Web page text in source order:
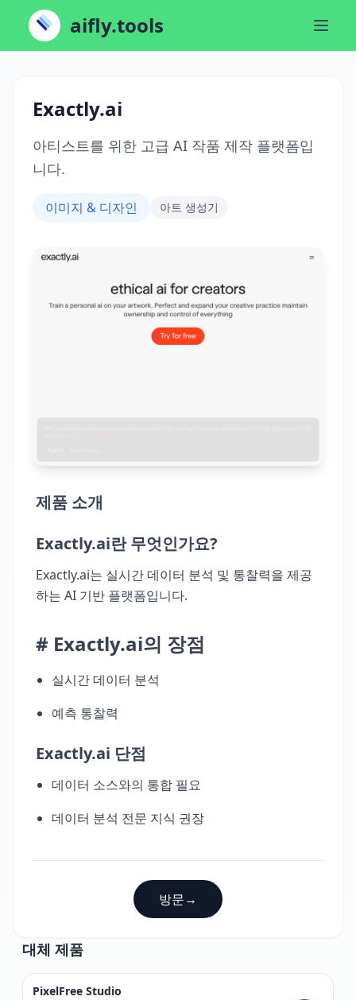
aifly.tools
Exactly.ai
아티스트를 위한 고급 AI 작품 제작 플랫폼입
니다.
이미지 & 디자인 아트 생성기
제품 소개
Exactly.ai란 무엇인가요?
Exactly.ai는 실시간 데이터 분석 및 통찰력을 제공
하는 AI 기반 플랫폼입니다.
# Exactly.ai의 장점
실시간 데이터 분석
예측 통찰력
Exactly.ai 단점
데이터 소스와의 통합 필요
데이터 분석 전문 지식 권장
방문→
대체 제품
PixelFree Studio